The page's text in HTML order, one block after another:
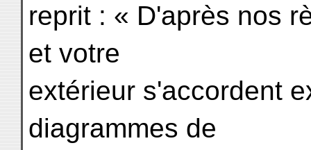
reprit : « D'après nos
et votre
extérieur s'accordent
diagrammes de